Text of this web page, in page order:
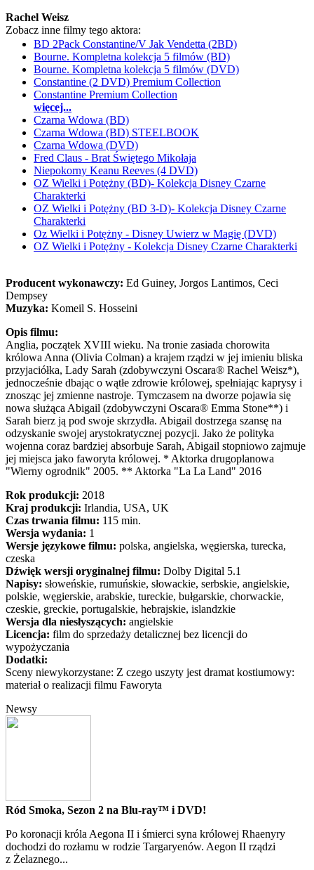
Rachel Weisz
Zobacz inne filmy tego aktora:
BD 2Pack Constantine/V Jak Vendetta (2BD)
Bourne. Kompletna kolekcja 5 filmów (BD)
Bourne. Kompletna kolekcja 5 filmów (DVD)
Constantine (2 DVD) Premium Collection
Constantine Premium Collection
więcej...
Czarna Wdowa (BD)
Czarna Wdowa (BD) STEELBOOK
Czarna Wdowa (DVD)
Fred Claus - Brat Świętego Mikołaja
Niepokorny Keanu Reeves (4 DVD)
OZ Wielki i Potężny (BD)- Kolekcja Disney Czarne
Charakterki
OZ Wielki i Potężny (BD 3-D)- Kolekcja Disney Czarne
Charakterki
Oz Wielki i Potężny - Disney Uwierz w Magię (DVD)
OZ Wielki i Potężny - Kolekcja Disney Czarne Charakterki
Producent wykonawczy: Ed Guiney, Jorgos Lantimos, Ceci
Dempsey
Muzyka: Komeil S. Hosseini
Opis filmu:
Anglia, początek XVIII wieku. Na tronie zasiada chorowita
królowa Anna (Olivia Colman) a krajem rządzi w jej imieniu bliska
przyjaciółka, Lady Sarah (zdobywczyni Oscara® Rachel Weisz*),
jednocześnie dbając o wątłe zdrowie królowej, spełniając kaprysy i
znosząc jej zmienne nastroje. Tymczasem na dworze pojawia się
nowa służąca Abigail (zdobywczyni Oscara® Emma Stone**) i
Sarah bierz ją pod swoje skrzydła. Abigail dostrzega szansę na
odzyskanie swojej arystokratycznej pozycji. Jako że polityka
wojenna coraz bardziej absorbuje Sarah, Abigail stopniowo zajmuje
jej miejsca jako faworyta królowej. * Aktorka drugoplanowa
"Wierny ogrodnik" 2005. ** Aktorka "La La Land" 2016
Rok produkcji: 2018
Kraj produkcji: Irlandia, USA, UK
Czas trwania filmu: 115 min.
Wersja wydania: 1
Wersje językowe filmu: polska, angielska, węgierska, turecka,
czeska
Dźwięk wersji oryginalnej filmu: Dolby Digital 5.1
Napisy: słoweńskie, rumuńskie, słowackie, serbskie, angielskie,
polskie, węgierskie, arabskie, tureckie, bułgarskie, chorwackie,
czeskie, greckie, portugalskie, hebrajskie, islandzkie
Wersja dla niesłyszących: angielskie
Licencja: film do sprzedaży detalicznej bez licencji do
wypożyczania
Dodatki:
Sceny niewykorzystane: Z czego uszyty jest dramat kostiumowy:
materiał o realizacji filmu Faworyta
Newsy
Ród Smoka, Sezon 2 na Blu-ray™ i DVD!
Po koronacji króla Aegona II i śmierci syna królowej Rhaenyry
dochodzi do rozłamu w rodzie Targaryenów. Aegon II rządzi
z Żelaznego...